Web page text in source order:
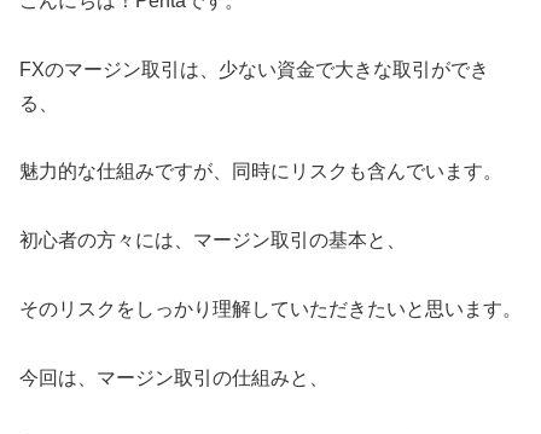
FXのマージン取引は、少ない資金で大きな取引ができ
る、
魅力的な仕組みですが、同時にリスクも含んでいます。
初心者の方々には、マージン取引の基本と、
そのリスクをしっかり理解していただきたいと思います。
今回は、マージン取引の仕組みと、